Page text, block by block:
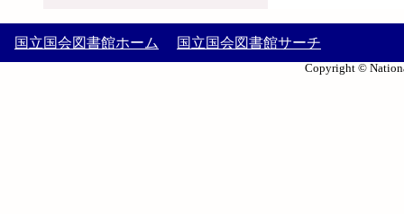
国立国会図書館ホーム 国立国会図書館サーチ
Copyright ©